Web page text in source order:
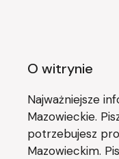
O witrynie
Najważniejsze
Mazowieckie.
potrzebujesz
Mazowieckim.